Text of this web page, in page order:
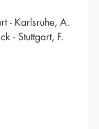
- Karlsruhe, A.
- Stuttgart, F.